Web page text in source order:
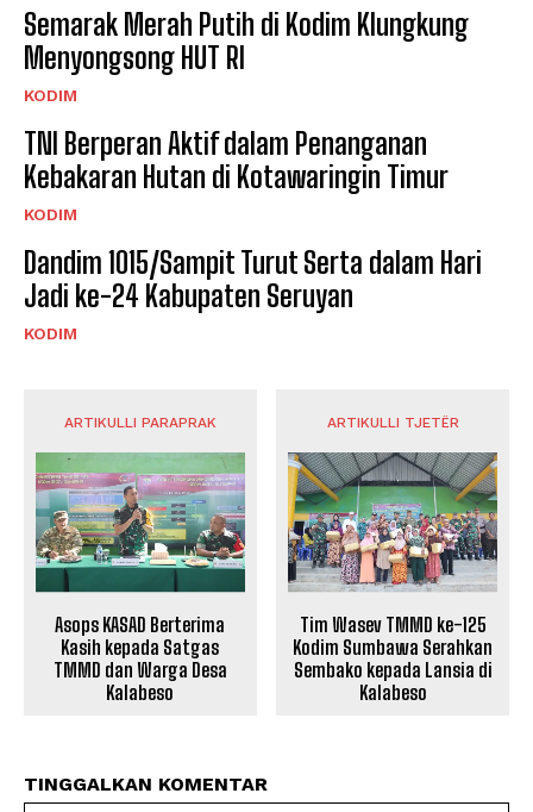
Semarak Merah Putih di Kodim Klungkung
Menyongsong HUT RI
KODIM
TNI Berperan Aktif dalam Penanganan
Kebakaran Hutan di Kotawaringin Timur
KODIM
Dandim 1015/Sampit Turut Serta dalam Hari
Jadi ke-24 Kabupaten Seruyan
KODIM
ARTIKULLI PARAPRAK
Asops KASAD Berterima
Kasih kepada Satgas
TMMD dan Warga Desa
Kalabeso
ARTIKULLI TJETËR
Tim Wasev TMMD ke-125
Kodim Sumbawa Serahkan
Sembako kepada Lansia di
Kalabeso
TINGGALKAN KOMENTAR